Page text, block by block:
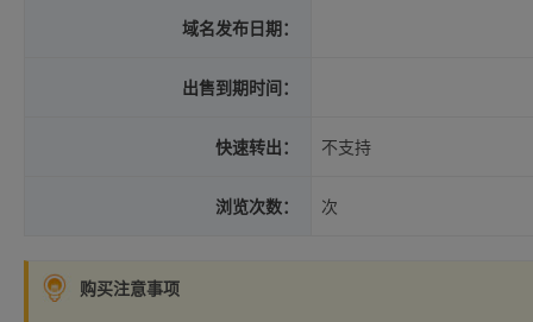
域名发布日期：
出售到期时间：
快速转出： 不支持
浏览次数： 次
购买注意事项